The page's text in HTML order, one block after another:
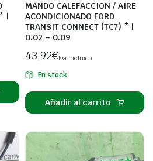
|
MANDO CALEFACCION / AIRE
ACONDICIONADO FORD
TRANSIT CONNECT (TC7) * |
0.02 – 0.09
43,92€Iva incluido
En stock
Añadir al carrito